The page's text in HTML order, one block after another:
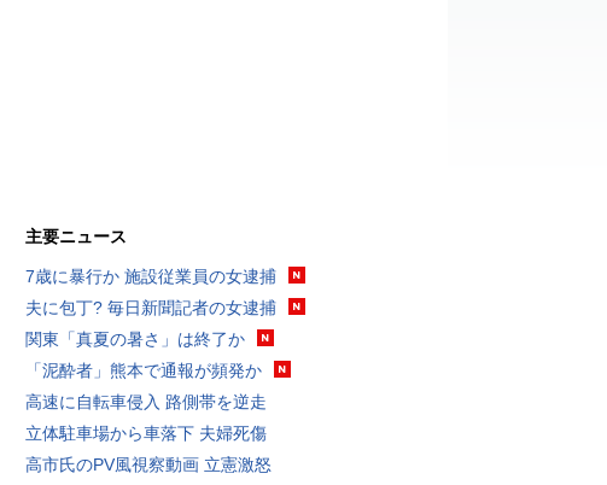
主要ニュース
7歳に暴行か 施設従業員の女逮捕
夫に包丁? 毎日新聞記者の女逮捕
関東「真夏の暑さ」は終了か
「泥酔者」熊本で通報が頻発か
高速に自転車侵入 路側帯を逆走
立体駐車場から車落下 夫婦死傷
高市氏のPV風視察動画 立憲激怒